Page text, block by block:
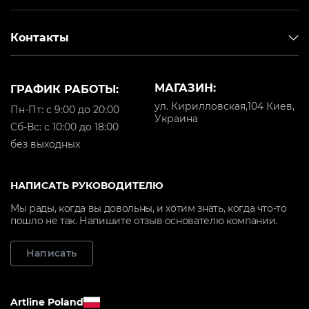
шумоподавления. Незаметный микрофон и
практичны. Стильный дизайн и дешевая цена
делают наушники весьма популярными среди
Лучшая цена на наушники
SteelSeries в Украине
Артлайн продает все свои товары достаточно
дешево из-за отсутствия наценок и скрытых
разнообразные акции и распродажи,
скидкой. Все это разрешает получить нужные
комплектующие для ПК без ущерба для семейного
бюджета.
довольно просто. В каталоге размещены
Контакты
МАГАЗИН:
ул. Кирилловская,104 Киев,
Украина
ГРАФИК РАБОТЫ:
Пн-Пт: с 9:00 до 20:00
Cб-Вс: с 10:00 до 18:00
без выходных
НАПИСАТЬ РУКОВОДИТЕЛЮ
Мы рады, когда вы довольны, и хотим знать, когда что-то
пошло не так. Напишите отзыв основателю компании.
Написать
Artline Poland